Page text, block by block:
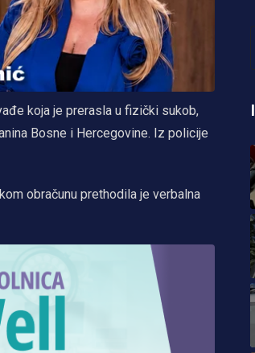
koja je prerasla u fizički sukob,
Bosne i Hercegovine. Iz policije
obračunu prethodila je verbalna